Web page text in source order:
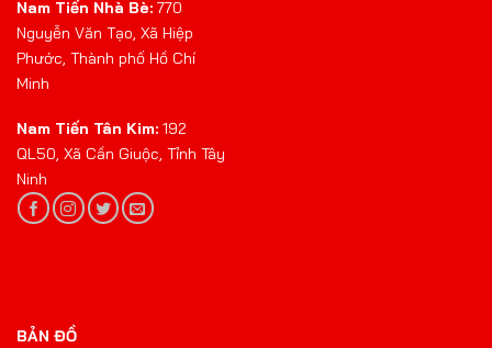
Nam Tiến Nhà Bè: 770
Nguyễn Văn Tạo, Xã Hiệp
Phước, Thành phố Hồ Chí
Minh
Nam Tiến Tân Kim: 192
QL50, Xã Cần Giuộc, Tỉnh Tây
Ninh
BẢN ĐỒ